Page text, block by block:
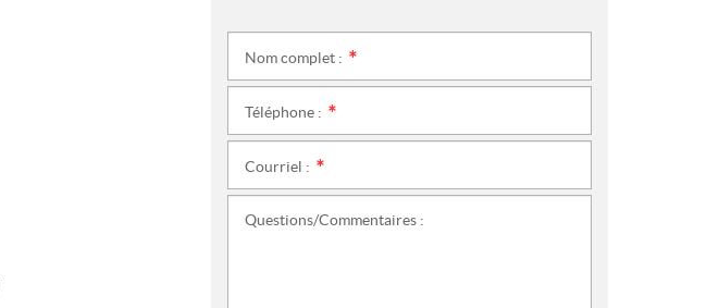
Nom complet :
Téléphone :
Courriel :
Questions/Commentaires :